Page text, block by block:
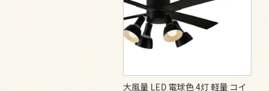
大風量 LED 電球色 4灯 軽量 コイ